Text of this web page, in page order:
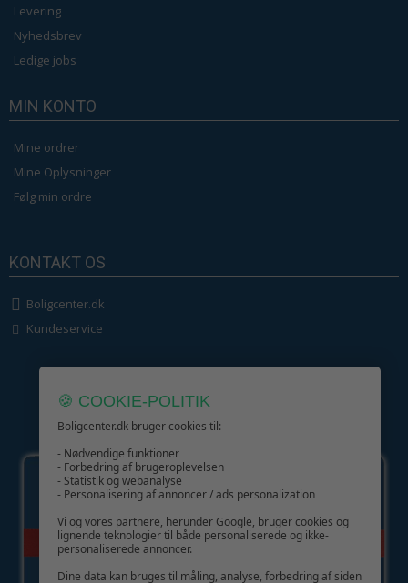
Levering
Nyhedsbrev
Ledige jobs
MIN KONTO
Mine ordrer
Mine Oplysninger
Følg min ordre
KONTAKT OS
Boligcenter.dk
Kundeservice
GIV GLÆDE MED ET GAVEKORT!
🍪 COOKIE-POLITIK
Boligcenter.dk bruger cookies til:
- Nødvendige funktioner
- Forbedring af brugeroplevelsen
- Statistik og webanalyse
- Personalisering af annoncer / ads personalization
Vi og vores partnere, herunder Google, bruger cookies og
lignende teknologier til både personaliserede og ikke-
personaliserede annoncer.
Dine data kan bruges til måling, analyse, forbedring af siden